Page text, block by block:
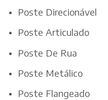
Poste Direcionável
Poste Articulado
Poste De Rua
Poste Metálico
Poste Flangeado